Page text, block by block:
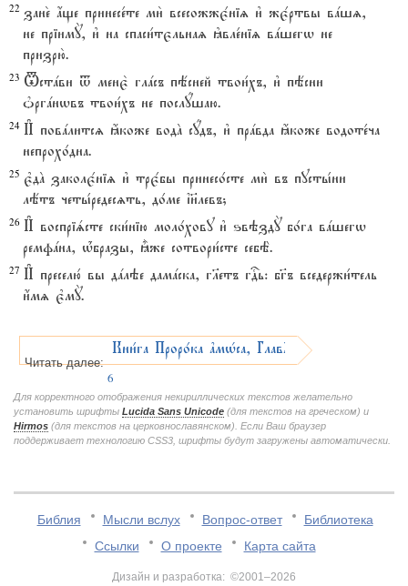
22 зане2 ѓще принесе1те ми2 всесожжє1ніz и3 жє1ртвы вaшz,
не пріимY, и3 на спаси1тєльнаz kвле1ніz вaшегw не
призрю2.
23 Tстaви t менє2 глaсъ пёсней твои1хъ, и3 пёсни
nргaнwвъ твои1хъ не послyшаю.
24 И# повaлитсz ћкоже водA сyдъ, и3 прaвда ћкоже водоте1ча
непрохо1дна.
25 є3дA заколє1ніz и3 трє1бы принесо1сте ми2 въ пусты1ни
лётъ четы1редесzть, до1ме ї}левъ;
26 И# воспріsсте ски1нію моло1хову и3 ѕвэздY бо1га вaшегw
ремфaна, њ1бразы, ±же сотвори1сте себЁ.
27 И# преселю1 вы дaлэе дамaска, гlетъ гDь: бг7ъ вседержи1тель
и4мz є3мY.
Читать далее:
Кни1га Проро1ка ґмHса, ГлавA
6
Для корректного отображения некириллических текстов желательно
установить шрифты Lucida Sans Unicode (для текстов на греческом) и
Hirmos (для текстов на церковнославянском). Если Ваш браузер
поддерживает технологию CSS3, шрифты будут загружены автоматически.
Библия Мысли вслух Вопрос-ответ
Библиотека
Ссылки
О проекте Карта сайта
Дизайн и разработка: ©2001–2026